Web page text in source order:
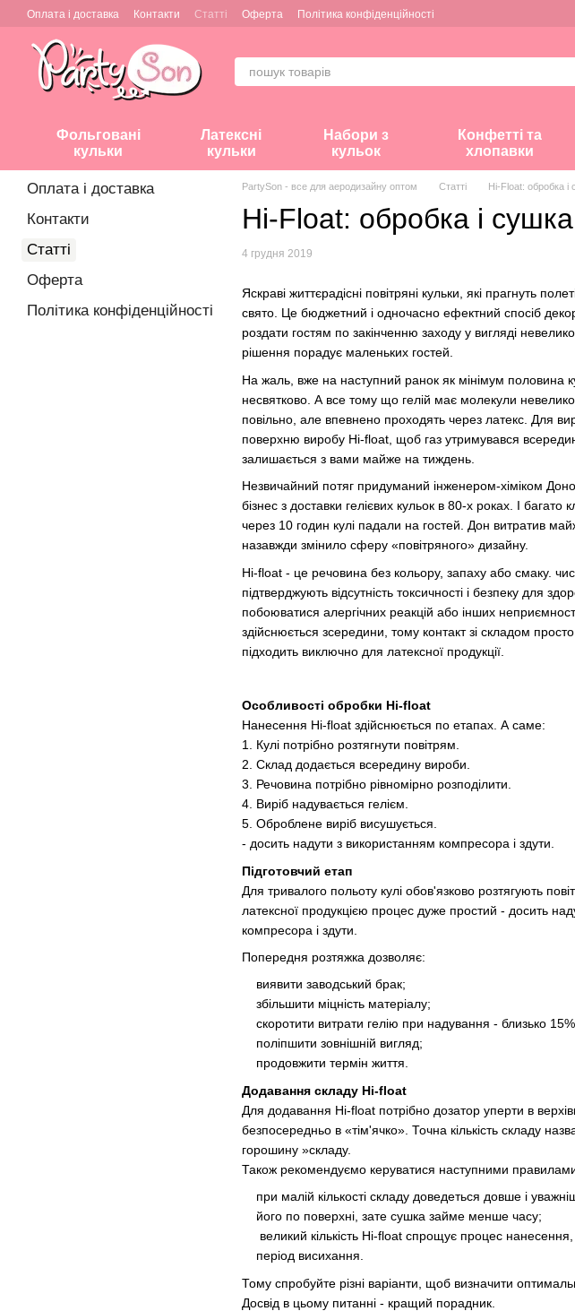
Перейти до основного контенту
Оплата і доставка Контакти Статті Оферта Політика конфіденційності
Фольговані
кульки
Латексні
кульки
Набори з
кульок
Конфетті та
хлопавки
PartySon - все для аеродизайну оптом Статті Hi-Float: обробка і
Hi-Float: обробка і
4 грудня 2019
Яскраві життєрадісні повітряні кульки, які прагнуть
свято. Це бюджетний і одночасно ефектний спосіб
роздати гостям по закінченню заходу у вигляді
рішення порадує маленьких гостей.
На жаль, вже на наступний ранок як мінімум половина
несвятково. А все тому що гелій має молекули
повільно, але впевнено проходять через латекс. Для
поверхню виробу Hi-float, щоб газ утримувався
залишається з вами майже на тиждень.
Незвичайний потяг придуманий інженером-хіміком
бізнес з доставки гелієвих кульок в 80-х роках. І багато
через 10 годин кулі падали на гостей. Дон витратив
назавжди змінило сферу «повітряного» дизайну.
Hi-float - це речовина без кольору, запаху або смаку.
підтверджують відсутність токсичності і безпеку для
побоюватися алергічних реакцій або інших
здійснюється зсередини, тому контакт зі складом
підходить виключно для латексної продукції.
Особливості обробки Hi-float
Нанесення Hi-float здійснюється по етапах. А саме:
1. Кулі потрібно розтягнути повітрям.
2. Склад додається всередину вироби.
3. Речовина потрібно рівномірно розподілити.
4. Виріб надувається гелієм.
5. Оброблене виріб висушується.
- досить надути з використанням компресора і здути.
Підготовчий етап
Для тривалого польоту кулі обов'язково розтягують
латексної продукцією процес дуже простий - досить
компресора і здути.
Попередня розтяжка дозволяє:
виявити заводський брак;
збільшити міцність матеріалу;
скоротити витрати гелію при надування - близько
поліпшити зовнішній вигляд;
продовжити термін життя.
Додавання складу Hi-float
Для додавання Hi-float потрібно дозатор уперти в
безпосередньо в «тім'ячко». Точна кількість складу
горошину »складу.
Також рекомендуємо керуватися наступними
при малій кількості складу доведеться довше і
його по поверхні, зате сушка займе менше часу;
великий кількість Hi-float спрощує процес
період висихання.
Тому спробуйте різні варіанти, щоб визначити
Досвід в цьому питанні - кращий порадник.
Оплата і доставка
Контакти
Статті
Оферта
Політика конфіденційності